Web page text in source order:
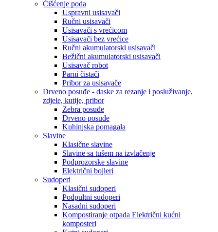
Čišćenje poda
Uspravni usisavači
Ručni usisavači
Usisavači s vrećicom
Usisavači bez vrećice
Ručni akumulatorski usisavači
Bežični akumulatorski usisavači
Usisavač robot
Parni čistači
Pribor za usisavače
Drveno posuđe - daske za rezanje i posluživanje,
zdjele, kutije, pribor
Zebra posuđe
Drveno posuđe
Kuhinjska pomagala
Slavine
Klasične slavine
Slavine sa tušem na izvlačenje
Podprozorske slavine
Električni bojleri
Sudoperi
Klasični sudoperi
Podpultni sudoperi
Nasadni sudoperi
Kompostiranje otpada Električni kućni
komposteri